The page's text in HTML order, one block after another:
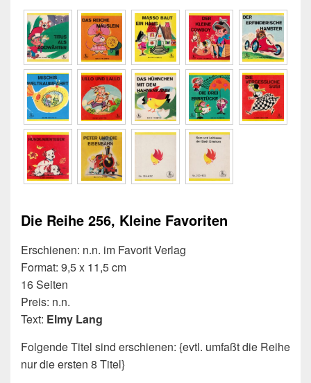
Die Reihe 256, Kleine Favoriten
Erschienen: n.n. im Favorit Verlag
Format: 9,5 x 11,5 cm
16 Seiten
Preis: n.n.
Text: Elmy Lang
Folgende Titel sind erschienen: {evtl. umfaßt die Reihe
nur die ersten 8 Titel}